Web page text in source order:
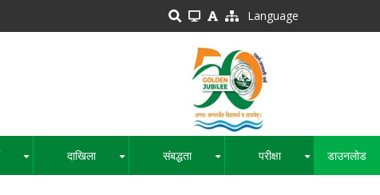
Language
दाखिला संबद्धता परीक्षा डाउनलोड